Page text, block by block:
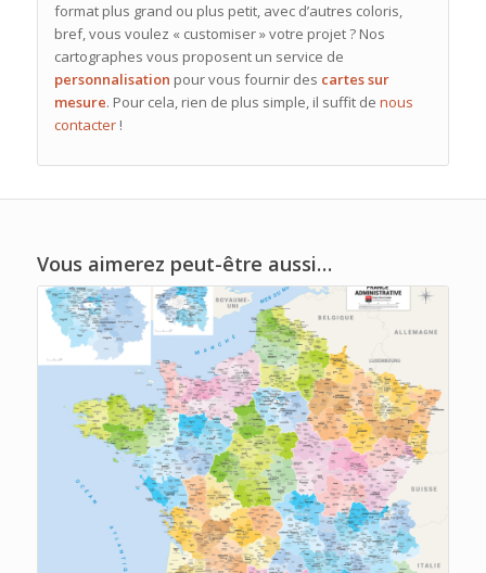
format plus grand ou plus petit, avec d’autres coloris,
bref, vous voulez « customiser » votre projet ? Nos
cartographes vous proposent un service de
personnalisation pour vous fournir des cartes sur
mesure. Pour cela, rien de plus simple, il suffit de nous
contacter!
Vous aimerez peut-être aussi…